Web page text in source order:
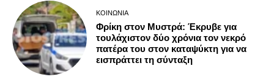
ΚΟΙΝΩΝΊΑ
Φρίκη στον Μυστρά: Έκρυβε για
τουλάχιστον δύο χρόνια τον νεκρό
πατέρα του στον καταψύκτη για να
εισπράττει τη σύνταξη